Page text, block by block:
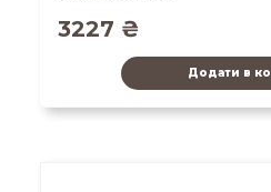
3227 ₴
Додати в